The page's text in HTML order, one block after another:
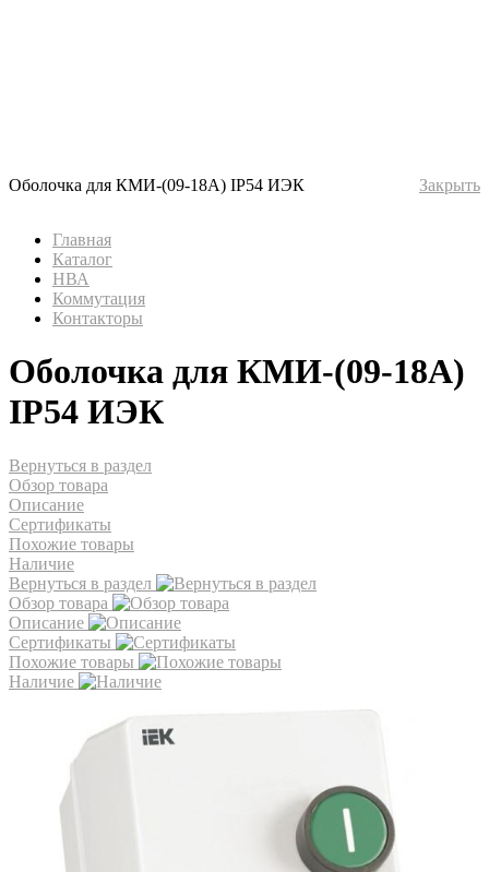
Оболочка для КМИ-(09-18А) IP54 ИЭК Закрыть
Главная
Каталог
НВА
Коммутация
Контакторы
Оболочка для КМИ-(09-18А)
IP54 ИЭК
Вернуться в раздел
Обзор товара
Описание
Сертификаты
Похожие товары
Наличие
Вернуться в раздел
Обзор товара
Описание
Сертификаты
Похожие товары
Наличие